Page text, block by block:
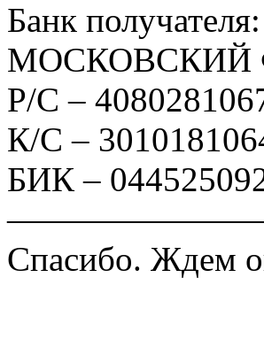
Банк получателя:
МОСКОВСКИЙ
Р/С –
К/С –
БИК –
Спасибо. Ждем